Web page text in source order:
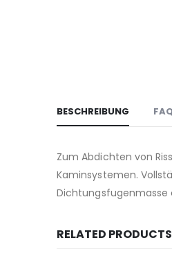
BESCHREIBUNG
Zum Abdichten von
Kaminsystemen.
Dichtungsfugenmasse
RELATED PRODUCTS